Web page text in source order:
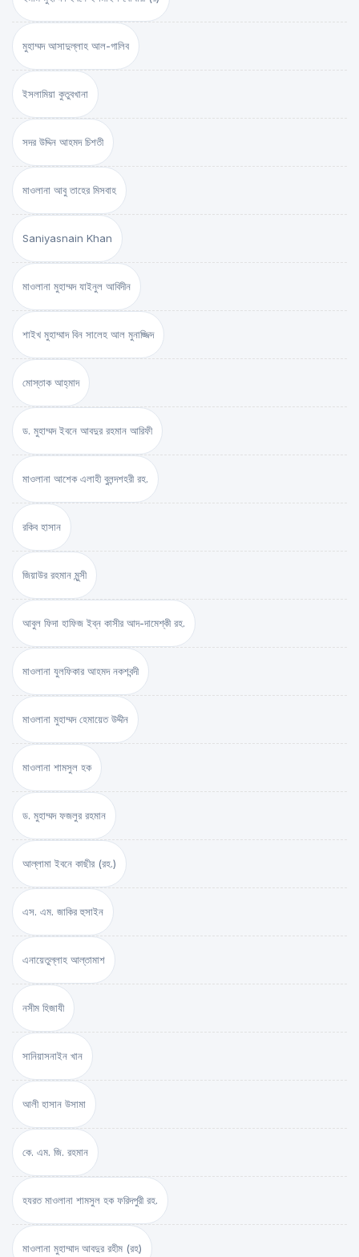
মুহাম্মদ আসাদুল্লাহ আল-গালিব
ইসলামিয়া কুতুবখানা
সদর উদ্দিন আহমদ চিশতী
মাওলানা আবু তাহের মিসবাহ
Saniyasnain Khan
মাওলানা মুহাম্মদ যাইনুল আবিদীন
শাইখ মুহাম্মাদ বিন সালেহ আল মুনাজ্জিদ
মোস্তাক আহ্‌মাদ
ড. মুহাম্মদ ইবনে আবদুর রহমান আরিফী
মাওলানা আশেক এলাহী বুলন্দশহরী রহ.
রকিব হাসান
জিয়াউর রহমান মুন্সী
আবুল ফিদা হাফিজ ইব্‌ন কাসীর আদ-দামেশ্‌কী রহ.
মাওলানা যুলফিকার আহমদ নকশবন্দী
মাওলানা মুহাম্মদ হেমায়েত উদ্দীন
মাওলানা শামসুল হক
ড. মুহাম্মদ ফজলুর রহমান
আল্লামা ইবনে কাছীর (রহ.)
এস. এম. জাকির হুসাইন
এনায়েতুল্লাহ আল্‌তামাশ
নসীম হিজাযী
সানিয়াসনাইন খান
আলী হাসান উসামা
কে. এম. জি. রহমান
হযরত মাওলানা শামসুল হক ফরিদপুরী রহ.
মাওলানা মুহাম্মাদ আবদুর রহীম (রহ)